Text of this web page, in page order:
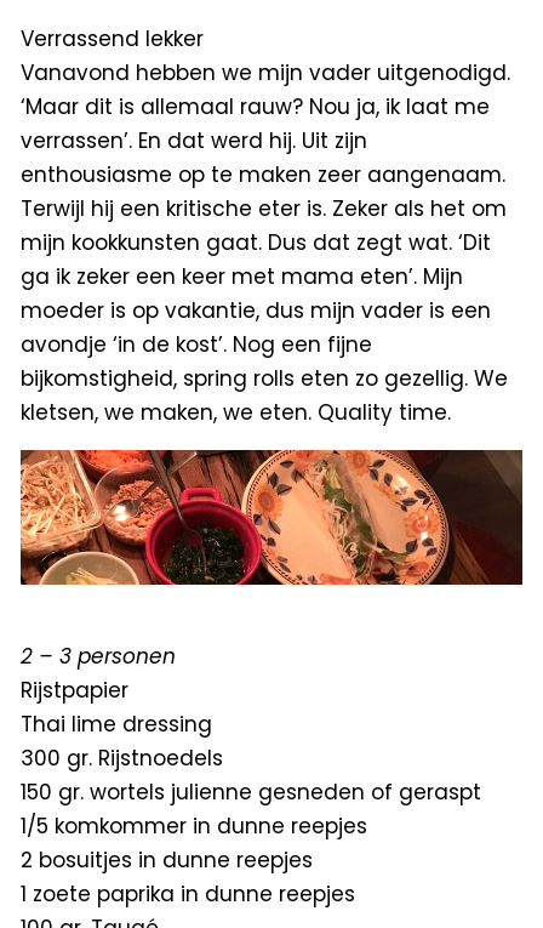
Verrassend lekker
Vanavond hebben we mijn vader uitgenodigd.
‘Maar dit is allemaal rauw? Nou ja, ik laat me
verrassen’. En dat werd hij. Uit zijn
enthousiasme op te maken zeer aangenaam.
Terwijl hij een kritische eter is. Zeker als het om
mijn kookkunsten gaat. Dus dat zegt wat. ‘Dit
ga ik zeker een keer met mama eten’. Mijn
moeder is op vakantie, dus mijn vader is een
avondje ‘in de kost’. Nog een fijne
bijkomstigheid, spring rolls eten zo gezellig. We
kletsen, we maken, we eten. Quality time.
2 – 3 personen
Rijstpapier
Thai lime dressing
300 gr. Rijstnoedels
150 gr. wortels julienne gesneden of geraspt
1/5 komkommer in dunne reepjes
2 bosuitjes in dunne reepjes
1 zoete paprika in dunne reepjes